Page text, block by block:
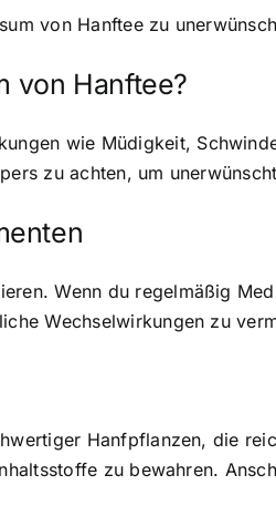
von Hanftee zu
von Hanftee?
wie Müdigkeit,
zu achten, um
Wenn du regelmäßig
Wechselwirkungen zu
Hanfpflanzen, die
zu bewahren.